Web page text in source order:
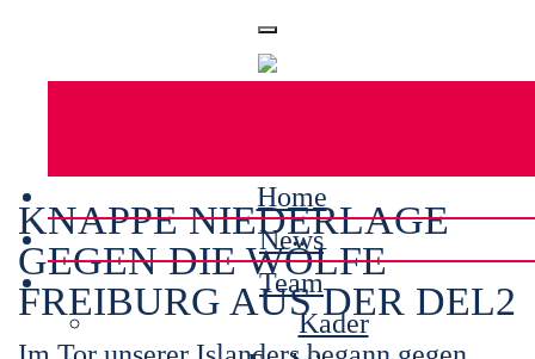
Home
News
Team
Kader
KNAPPE NIEDERLAGE
GEGEN DIE WÖLFE
FREIBURG AUS DER DEL2